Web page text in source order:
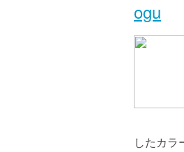
ogu
したカラ